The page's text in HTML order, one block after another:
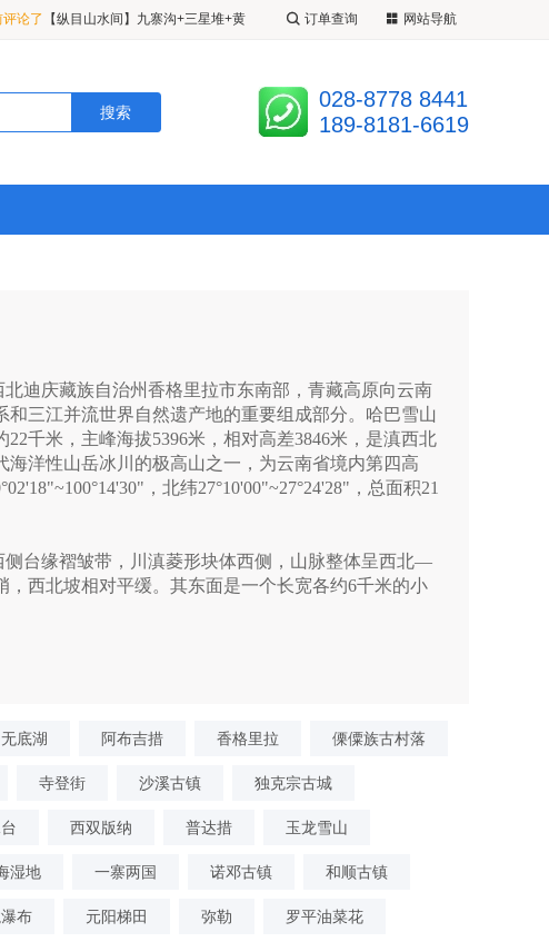
订单查询 网站导航
纯玩>精华 3 日游 A 线九黄熊/B 线九黄都
堰•2-8 人 VIP 小团•半自由车拼车>半自
028-8778 8441
189-8181-6619
迪庆藏族自治州香格里拉市东南部，青藏高原向云南
和三江并流世界自然遗产地的重要组成部分。哈巴雪山
22千米，主峰海拔5396米，相对高差3846米，是滇西北
海洋性山岳冰川的极高山之一，为云南省境内第四高
，北纬27°10'00"~27°24'28"，总面积21
台缘褶皱带，川滇菱形块体西侧，山脉整体呈西北—
，西北坡相对平缓。其东面是一个长宽各约6千米的小
无底湖 阿布吉措 香格里拉 傈僳族古村落
寺登街 沙溪古镇 独克宗古城
西双版纳 普达措 玉龙雪山
湿地 一寨两国 诺邓古镇 和顺古镇
布 元阳梯田 弥勒 罗平油菜花